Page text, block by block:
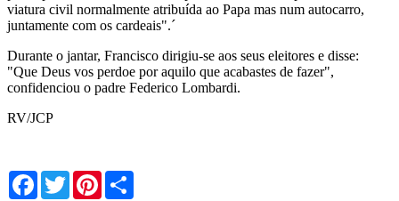
viatura civil normalmente atribuída ao Papa mas num autocarro,
juntamente com os cardeais".´
Durante o jantar, Francisco dirigiu-se aos seus eleitores e disse:
"Que Deus vos perdoe por aquilo que acabastes de fazer",
confidenciou o padre Federico Lombardi.
RV/JCP
Facebook
TwitterPinterest